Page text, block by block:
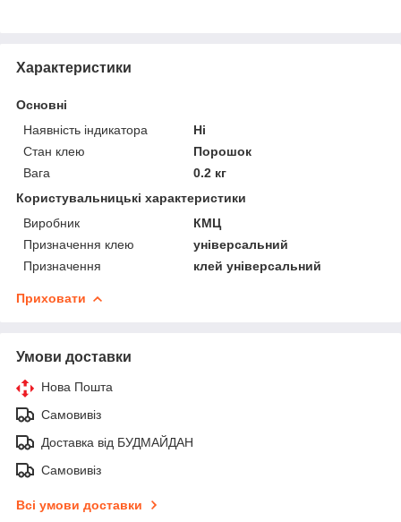
Характеристики
Основні
Наявність індикатора
Ні
Стан клею
Порошок
Вага
0.2 кг
Користувальницькі характеристики
Виробник
КМЦ
Призначення клею
універсальний
Призначення
клей універсальний
Приховати
Умови доставки
Нова Пошта
Самовивіз
Доставка від БУДМАЙДАН
Самовивіз
Всі умови доставки